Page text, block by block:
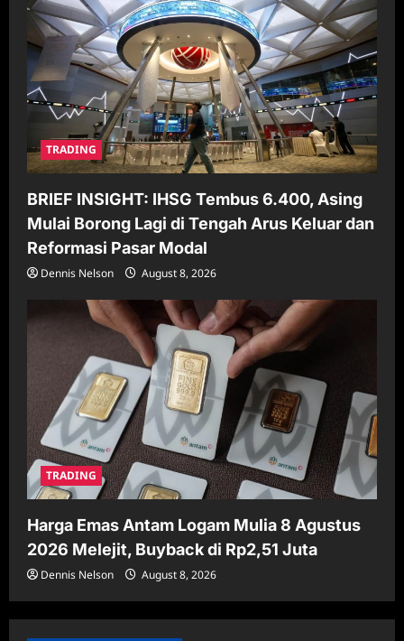
TRADING
BRIEF INSIGHT: IHSG Tembus 6.400, Asing
Mulai Borong Lagi di Tengah Arus Keluar dan
Reformasi Pasar Modal
Dennis Nelson August 8, 2026
TRADING
Harga Emas Antam Logam Mulia 8 Agustus
2026 Melejit, Buyback di Rp2,51 Juta
Dennis Nelson August 8, 2026